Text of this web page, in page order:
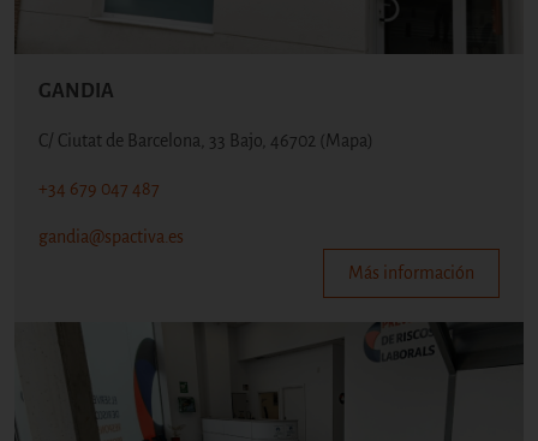
GANDIA
C/ Ciutat de Barcelona, 33 Bajo, 46702 (Mapa)
+34 679 047 487
gandia@spactiva.es
Más información